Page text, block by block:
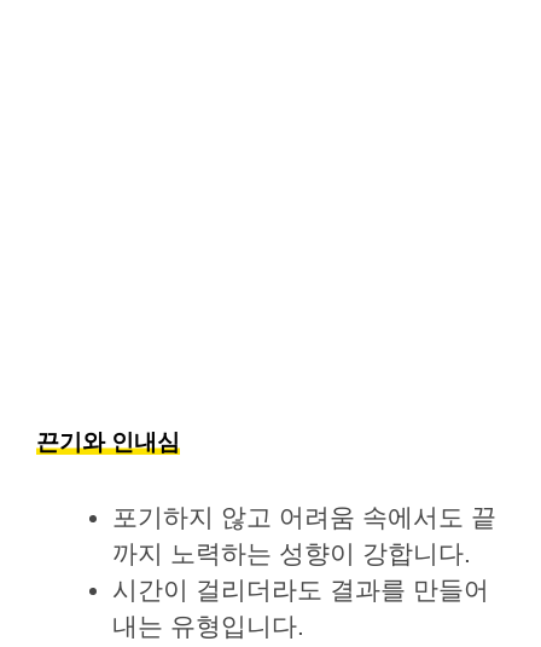
끈기와 인내심
포기하지 않고 어려움 속에서도 끝
까지 노력하는 성향이 강합니다.
시간이 걸리더라도 결과를 만들어
내는 유형입니다.